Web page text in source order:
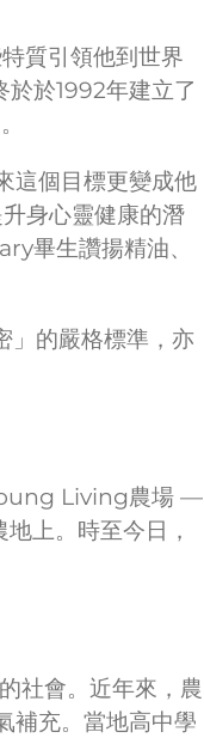
質引領他到世界
於1992年建立了
這個目標更變成他
身心靈健康的潛
畢生讚揚精油、
」的嚴格標準，亦
Living農場 —
上。時至今日，
社會。近年來，農
補充。當地高中學